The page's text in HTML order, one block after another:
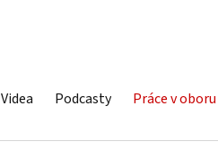
Videa Podcasty Práce v oboru